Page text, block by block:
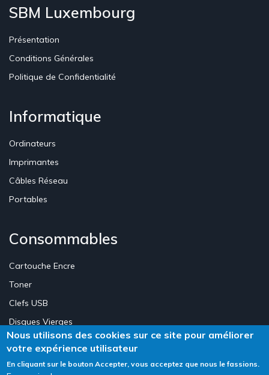
SBM Luxembourg
Présentation
Conditions Générales
Politique de Confidentialité
Informatique
Ordinateurs
Imprimantes
Câbles Réseau
Portables
Consommables
Cartouche Encre
Toner
Clefs USB
Disques Vierges
Création Site E-commerce Luxembourg - Neweb Creations
Nous utilisons des cookies sur ce site pour améliorer
votre expérience utilisateur
En cliquant sur le bouton Accepter, vous acceptez que nous le fassions.